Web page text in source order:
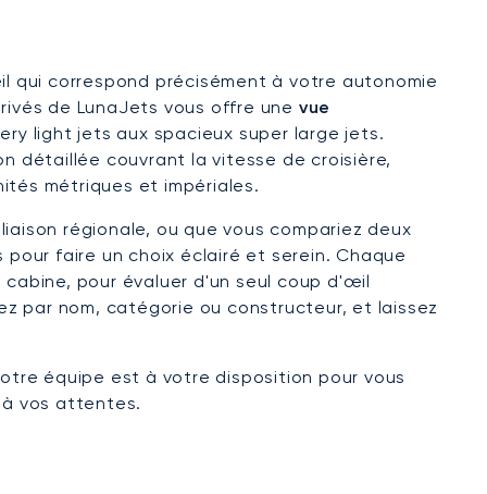
qui correspond précisément à votre autonomie
de LunaJets vous offre une vue
light jets aux spacieux super large jets.
détaillée couvrant la vitesse de croisière,
métriques et impériales.
régionale, ou que vous compariez deux
faire un choix éclairé et serein. Chaque
cabine, pour évaluer d'un seul coup d'œil
par nom, catégorie ou constructeur, et laissez
équipe est à votre disposition pour vous
vos attentes.